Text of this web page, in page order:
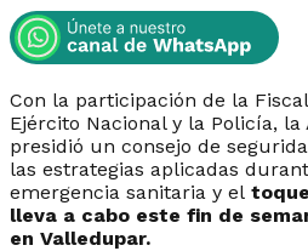
Con la participación de la
Ejército Nacional y la Policía,
presidió un consejo de
las estrategias aplicadas
emergencia sanitaria y el
lleva a cabo este fin de
en Valledupar.